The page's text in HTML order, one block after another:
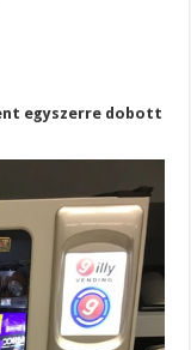
egyszerre dobott